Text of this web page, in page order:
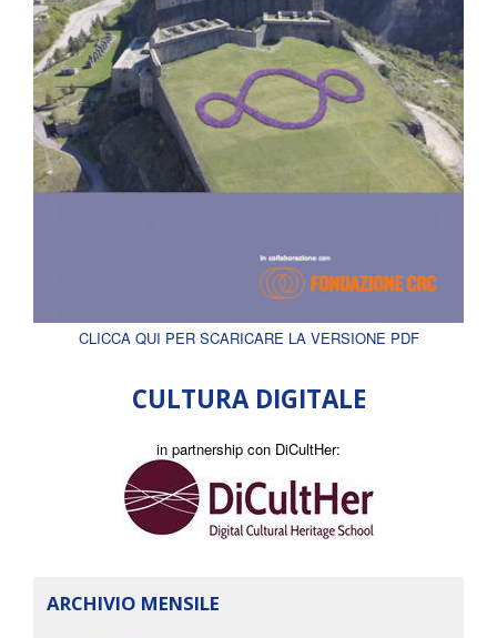
CLICCA QUI PER SCARICARE LA VERSIONE PDF
CULTURA DIGITALE
in partnership con DiCultHer:
ARCHIVIO MENSILE